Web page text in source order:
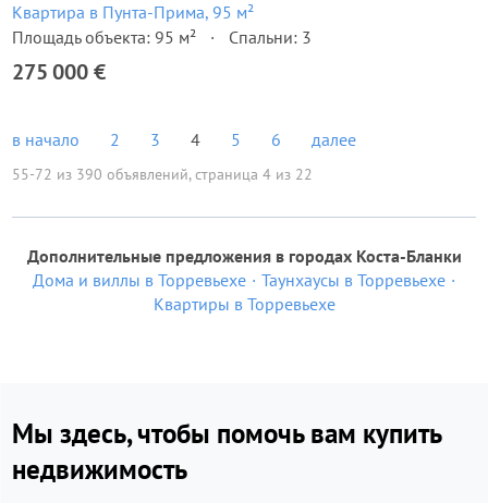
Квартира в Пунта-Прима, 95 м²
Площадь объекта: 95 м²
Спальни: 3
275 000 €
в начало 2 3 4 5 6 далее
55-72 из 390 объявлений, страница 4 из 22
Дополнительные предложения в городах Коста-Бланки
Дома и виллы в Торревьехе
Таунхаусы в Торревьехе
Квартиры в Торревьехе
Мы здесь, чтобы помочь вам купить
недвижимость